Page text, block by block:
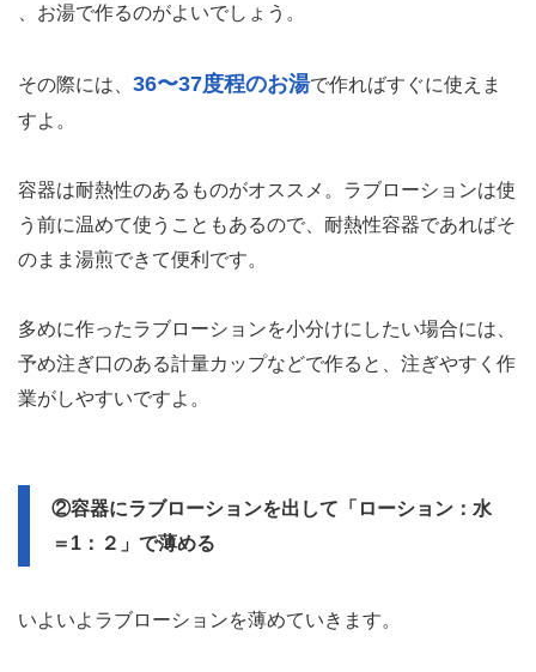
、お湯で作るのがよいでしょう。
その際には、 36〜37度程のお湯で作ればすぐに使えま
すよ。
容器は耐熱性のあるものがオススメ。ラブローションは使
う前に温めて使うこともあるので、耐熱性容器であればそ
のまま湯煎できて便利です。
多めに作ったラブローションを小分けにしたい場合には、
予め注ぎ口のある計量カップなどで作ると、注ぎやすく作
業がしやすいですよ。
②容器にラブローションを出して「ローション：水
＝1：２」で薄める
いよいよラブローションを薄めていきます。